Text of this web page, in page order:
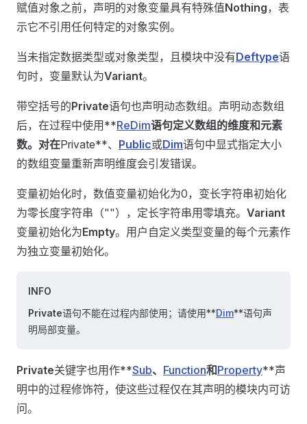
赋值对象之前，声明的对象变量具有特殊值Nothing，表
示它不引用任何特定的对象实例。
当未指定数据类型或对象类型，且模块中没有Deftype语
句时，变量默认为Variant。
带空括号的Private语句也声明动态数组。声明动态数组
后，在过程中使用**ReDim语句定义数组的维度和元素
数。对在Private**、 Public或Dim语句中显式指定大小
的数组变量重新声明维度会引发错误。
变量初始化时，数值变量初始化为0，变长字符串初始化
为零长度字符串（""），定长字符串用零填充。 Variant
变量初始化为Empty。用户自定义类型变量的每个元素作
为独立变量初始化。
INFO
Private语句不能在过程内部使用；请使用**Dim**语句声
明局部变量。
Private关键字也用作**Sub、 Function和Property**声
明中的过程修饰符，使这些过程仅在其声明的模块内可访
问。